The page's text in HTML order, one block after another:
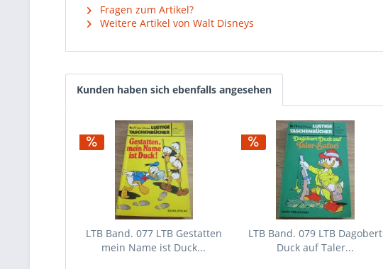
Fragen zum Artikel?
Weitere Artikel von Walt Disneys
Kunden haben sich ebenfalls angesehen
LTB Band. 077 LTB Gestatten
mein Name ist Duck...
LTB Band. 079 LTB Dagobert
Duck auf Taler...